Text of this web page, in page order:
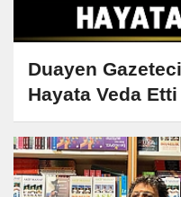
Duayen
Hayata Veda Etti